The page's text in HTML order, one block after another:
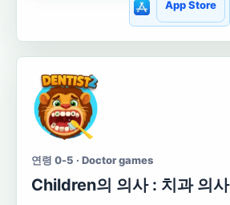
App Store
연령 0-5 · Doctor games
Сhildren의 의사 : 치과 의사